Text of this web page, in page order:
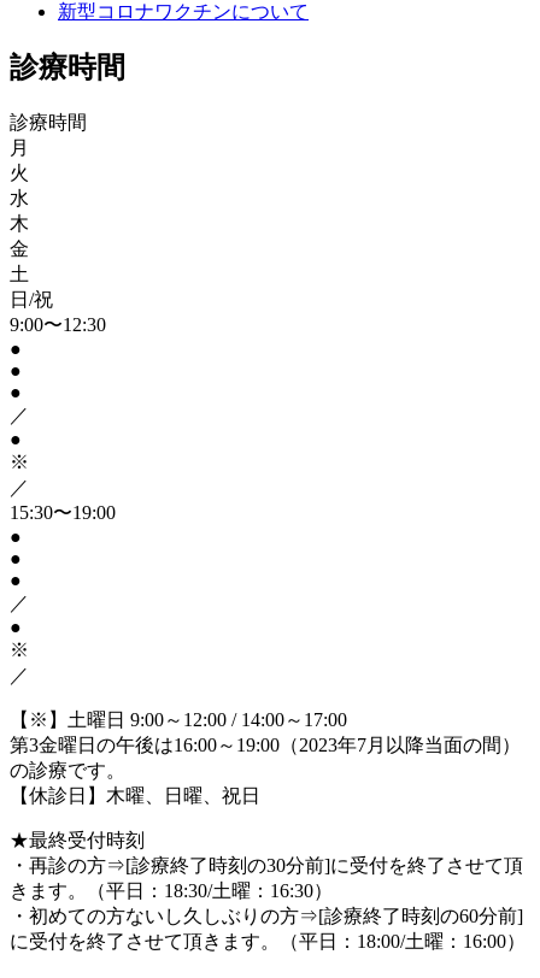
新型コロナワクチンについて
診療時間
診療時間
月
火
水
木
金
土
日/祝
9:00〜12:30
●
●
●
／
●
※
／
15:30〜19:00
●
●
●
／
●
※
／
【※】土曜日 9:00～12:00 / 14:00～17:00
第3金曜日の午後は16:00～19:00（2023年7月以降当面の間）
の診療です。
【休診日】木曜、日曜、祝日
★最終受付時刻
・再診の方⇒[診療終了時刻の30分前]に受付を終了させて頂
きます。（平日：18:30/土曜：16:30）
・初めての方ないし久しぶりの方⇒[診療終了時刻の60分前]
に受付を終了させて頂きます。（平日：18:00/土曜：16:00）